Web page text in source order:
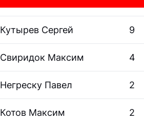
Кутырев Сергей 9
Свиридок Максим 4
Негреску Павел 2
Котов Максим 2